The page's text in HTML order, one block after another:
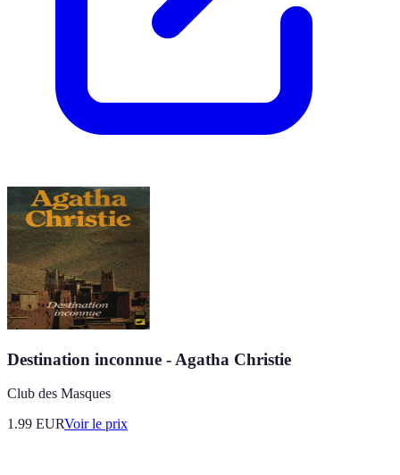
Destination inconnue - Agatha Christie
Club des Masques
1.99 EURVoir le prix